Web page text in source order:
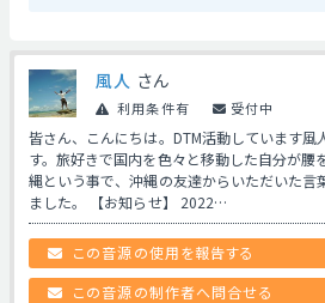
風人 さん
利用条件有 受付中
皆さん、こんにちは。DTM活動しています風
す。旅好きで国内を色々と移動した自分が腰
縄という事で、沖縄の友達からいただいた言
ました。 【お知らせ】 2022…
この音源の使用を報告する
この音源の制作者へ問合せる